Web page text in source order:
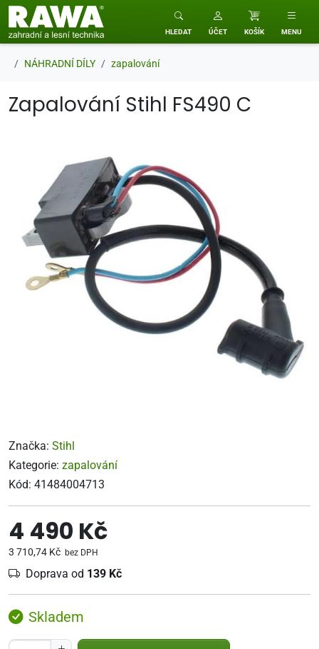
RAWA zahradní a lesní technika
HLEDAT ÚČET KOŠÍK MENU
NÁHRADNÍ DÍLY zapalování
Zapalování Stihl FS490 C
Značka: Stihl
Kategorie: zapalování
Kód: 41484004713
4 490 Kč
3 710,74 Kč bez DPH
Doprava od 139 Kč
Skladem